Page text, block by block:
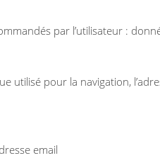
par l’utilisateur :
pour la navigation,
email